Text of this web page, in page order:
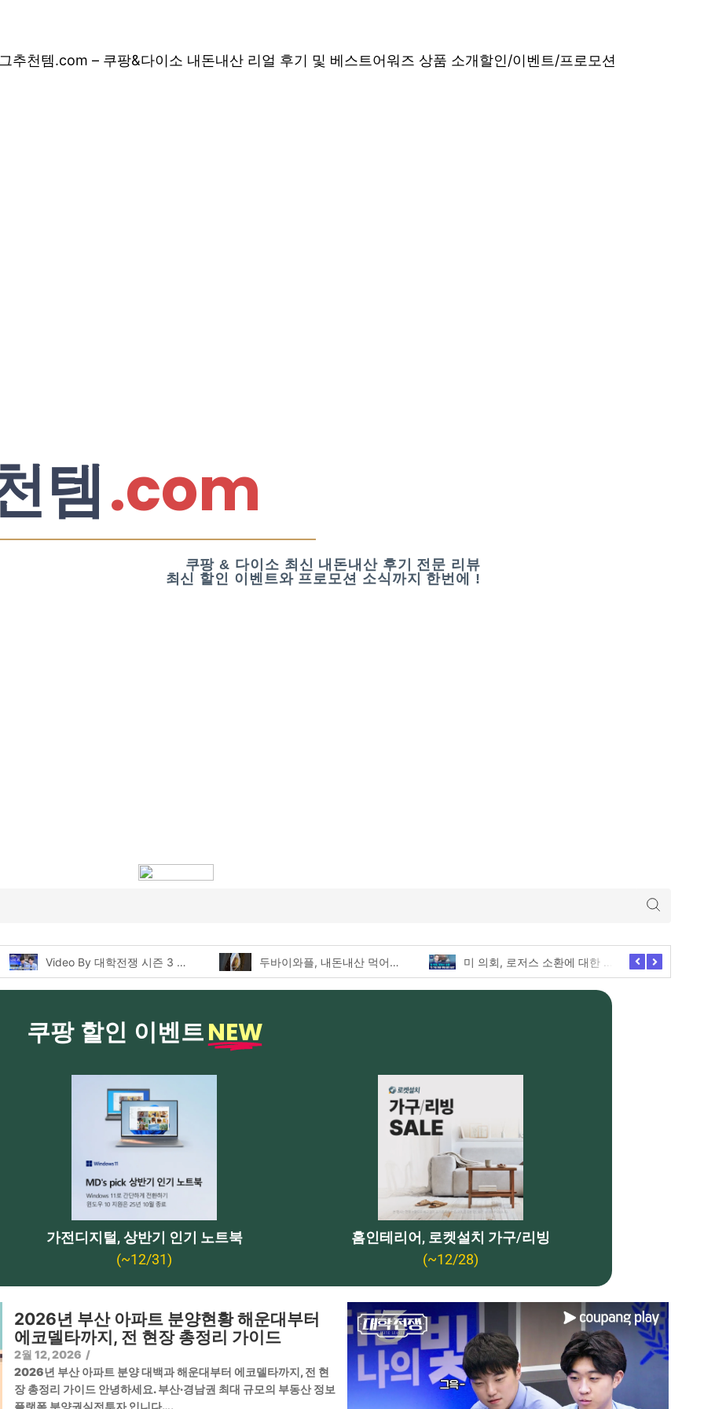
추천템.com – 쿠팡&다이소 내돈내산 리얼 후기 및 베스트어워즈 상품 소개할인/이벤트/프로모션
템.com
쿠팡 & 다이소 최신 내돈내산 후기 전문 리뷰
최신 할인 이벤트와 프로모션 소식까지 한번에 !
두바이와플, 내돈내산 먹어본 찐후기! 미 의회, 로저스 소환에 대한 긴급한 증언 요청
쿠팡 할인 이벤트 NEW
가전디지털, 상반기 인기 노트북
(~12/31)
홈인테리어, 로켓설치 가구/리빙
(~12/28)
2026년 부산 아파트 분양현황 해운대부터
에코델타까지, 전 현장 총정리 가이드
2월 12, 2026 /
2026년 부산 아파트 분양 대백과 해운대부터 에코델타까지, 전 현
장 총정리 가이드 안녕하세요. 부산·경남권 최대 규모의 부동산 정보